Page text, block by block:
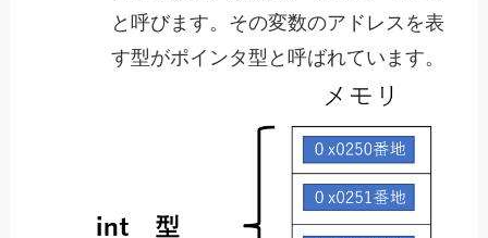
と呼びます。その変数のアドレスを表
す型がポインタ型と呼ばれています。